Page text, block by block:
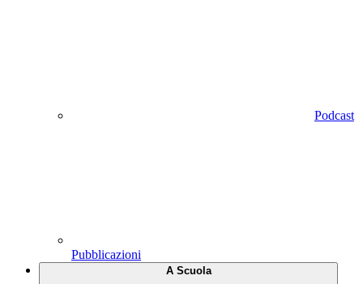
Podcast
Pubblicazioni
A Scuola